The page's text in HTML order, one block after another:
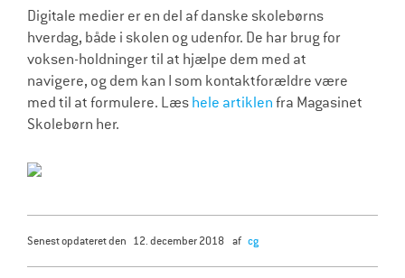
Digitale medier er en del af danske skolebørns
hverdag, både i skolen og udenfor. De har brug for
voksen-holdninger til at hjælpe dem med at
navigere, og dem kan I som kontaktforældre være
med til at formulere. Læshele artiklenfra Magasinet
Skolebørn her.
senest opdateret den 12. december 2018 af cg